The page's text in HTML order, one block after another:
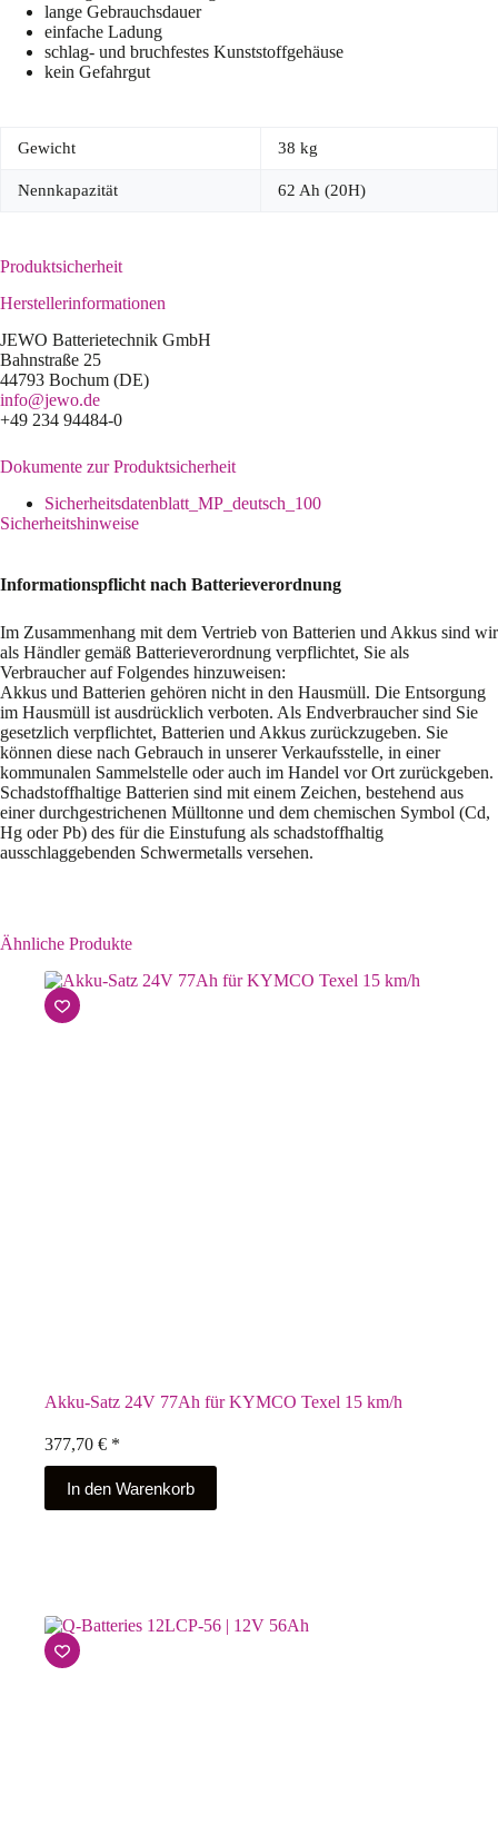
lange Gebrauchsdauer
einfache Ladung
schlag- und bruchfestes Kunststoffgehäuse
kein Gefahrgut
Gewicht 38 kg
Nennkapazität 62 Ah (20H)
Produktsicherheit
Herstellerinformationen
JEWO Batterietechnik GmbH
Bahnstraße 25
44793 Bochum (DE)
info@jewo.de
+49 234 94484-0
Dokumente zur Produktsicherheit
Sicherheitsdatenblatt_MP_deutsch_100
Sicherheitshinweise
Informationspflicht nach Batterieverordnung
Im Zusammenhang mit dem Vertrieb von Batterien und Akkus sind wir
als Händler gemäß Batterieverordnung verpflichtet, Sie als
Verbraucher auf Folgendes hinzuweisen:
Akkus und Batterien gehören nicht in den Hausmüll. Die Entsorgung
im Hausmüll ist ausdrücklich verboten. Als Endverbraucher sind Sie
gesetzlich verpflichtet, Batterien und Akkus zurückzugeben. Sie
können diese nach Gebrauch in unserer Verkaufsstelle, in einer
kommunalen Sammelstelle oder auch im Handel vor Ort zurückgeben.
Schadstoffhaltige Batterien sind mit einem Zeichen, bestehend aus
einer durchgestrichenen Mülltonne und dem chemischen Symbol (Cd,
Hg oder Pb) des für die Einstufung als schadstoffhaltig
ausschlaggebenden Schwermetalls versehen.
Ähnliche Produkte
Akku-Satz 24V 77Ah für KYMCO Texel 15 km/h
377,70 € *
In den Warenkorb